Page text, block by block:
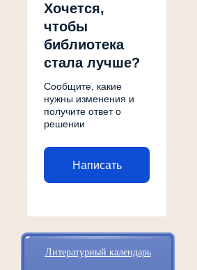
Хочется,
чтобы
библиотека
стала лучше?
Сообщите, какие
нужны изменения и
получите ответ о
решении
Написать
Литературный календарь